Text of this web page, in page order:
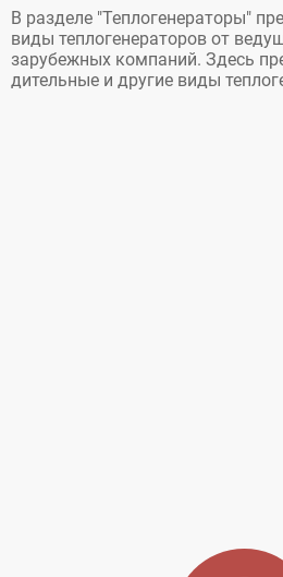
В разделе "Теплогенераторы"
виды теплогенераторов от
зарубежных компаний. Здесь
дительные и другие виды